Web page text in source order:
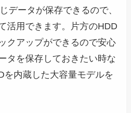
データが保存できるので、
活用できます。片方のHDD
クアップができるので安心
タを保存しておきたい時な
を内蔵した大容量モデルを